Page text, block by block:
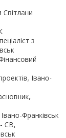
Світлани
з
Івано-
Франківськ
СВ,